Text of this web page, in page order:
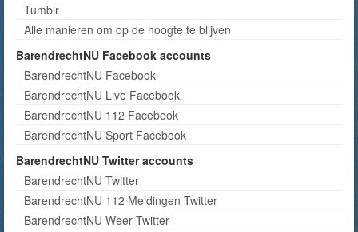
Tumblr
Alle manieren om op de hoogte te blijven
BarendrechtNU Facebook accounts
BarendrechtNU Facebook
BarendrechtNU Live Facebook
BarendrechtNU 112 Facebook
BarendrechtNU Sport Facebook
BarendrechtNU Twitter accounts
BarendrechtNU Twitter
BarendrechtNU 112 Meldingen Twitter
BarendrechtNU Weer Twitter